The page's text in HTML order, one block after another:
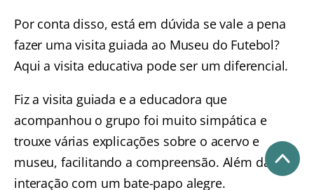
Por conta disso, está em dúvida se vale a pena
fazer uma visita guiada ao Museu do Futebol?
Aqui a visita educativa pode ser um diferencial.
Fiz a visita guiada e a educadora que
acompanhou o grupo foi muito simpática e
trouxe várias explicações sobre o acervo e
museu, facilitando a compreensão. Além da
interação com um bate-papo alegre.